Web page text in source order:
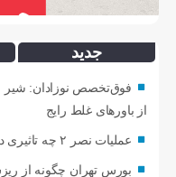
جدید
فوق‌تخصص نوزادان: شیر
از باورهای غلط رایج
عملیات نصر ۲ چه تاثیری در معادلات جنگ داشت؟ *سعدالله زارعی
بورس تهران چگونه از